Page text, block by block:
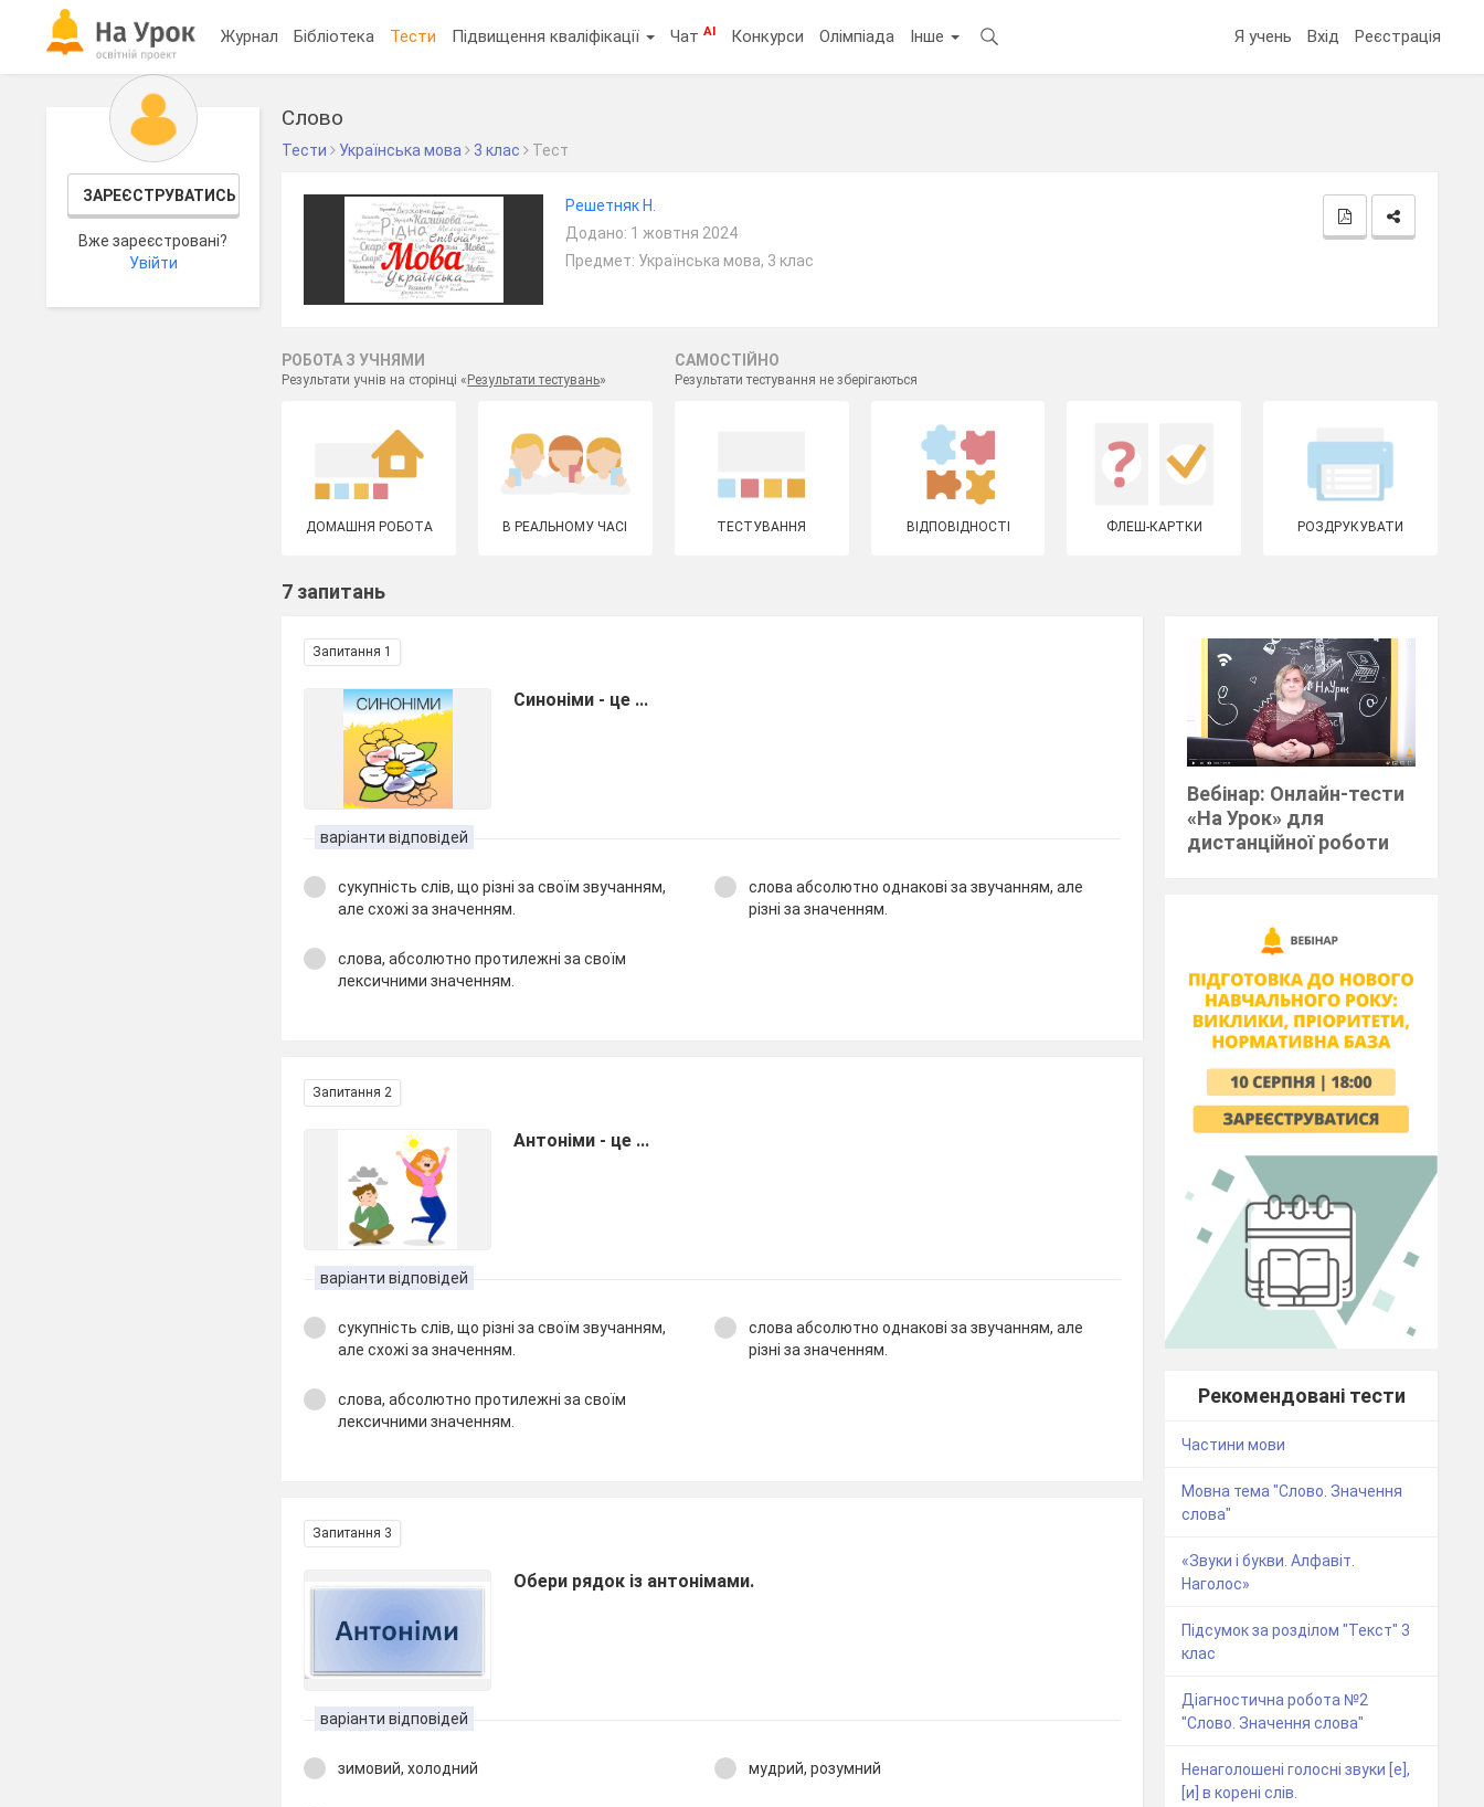
Журнал Бібліотека Тести Підвищення кваліфікації ЧатAI Конкурси Олімпіада Інше Я учень Вхід Реєстрація
ЗАРЕЄСТРУВАТИСЬ
Вже зареєстровані?
Увійти
Слово
Тести Українська мова 3 клас Тест
Решетняк Н.
Додано: 1 жовтня 2024
Предмет: Українська мова, 3 клас
РОБОТА З УЧНЯМИ
Результати учнів на сторінці « Результати тестувань»
САМОСТІЙНО
Результати тестування не зберігаються
ДОМАШНЯ РОБОТА В РЕАЛЬНОМУ ЧАСІ ТЕСТУВАННЯ ВІДПОВІДНОСТІ ФЛЕШ-КАРТКИ РОЗДРУКУВАТИ
7 запитань
Запитання 1
Синоніми - це ...
варіанти відповідей
сукупність слів, що різні за своїм звучанням,
але схожі за значенням.
слова абсолютно однакові за звучанням, але
різні за значенням.
слова, абсолютно протилежні за своїм
лексичними значенням.
Запитання 2
Антоніми - це ...
варіанти відповідей
сукупність слів, що різні за своїм звучанням,
але схожі за значенням.
слова абсолютно однакові за звучанням, але
різні за значенням.
слова, абсолютно протилежні за своїм
лексичними значенням.
Запитання 3
Обери рядок із антонімами.
варіанти відповідей
зимовий, холодний мудрий, розумний
Вебінар: Онлайн-тести
«На Урок» для
дистанційної роботи
Рекомендовані тести
Частини мови
Мовна тема "Слово. Значення
слова"
«Звуки і букви. Алфавіт.
Наголос»
Підсумок за розділом "Текст" 3
клас
Діагностична робота №2
"Слово. Значення слова"
Ненаголошені голосні звуки [е],
[и] в корені слів.